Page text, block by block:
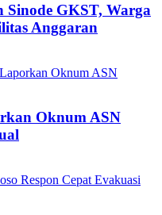
Sinode GKST, Warga
Anggaran
Oknum ASN